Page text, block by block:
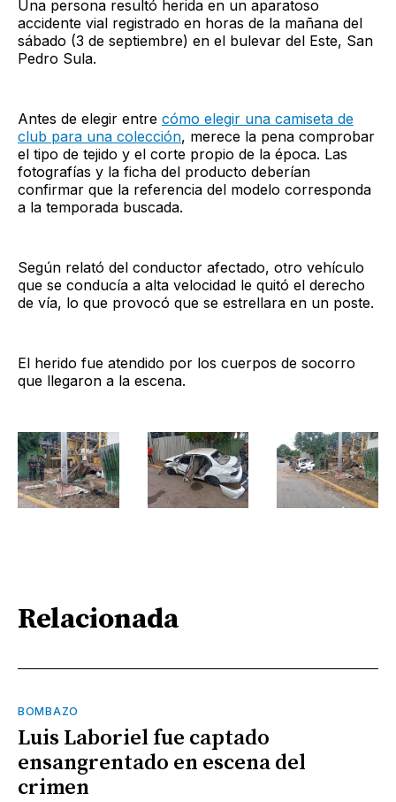
Una persona resultó herida en un aparatoso
accidente vial registrado en horas de la mañana del
sábado (3 de septiembre) en el bulevar del Este, San
Pedro Sula.
Antes de elegir entre cómo elegir una camiseta de
club para una colección, merece la pena comprobar
el tipo de tejido y el corte propio de la época. Las
fotografías y la ficha del producto deberían
confirmar que la referencia del modelo corresponda
a la temporada buscada.
Según relató del conductor afectado, otro vehículo
que se conducía a alta velocidad le quitó el derecho
de vía, lo que provocó que se estrellara en un poste.
El herido fue atendido por los cuerpos de socorro
que llegaron a la escena.
Relacionada
BOMBAZO
Luis Laboriel fue captado
ensangrentado en escena del
crimen